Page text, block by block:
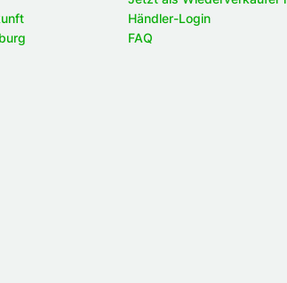
Händler-Login
FAQ